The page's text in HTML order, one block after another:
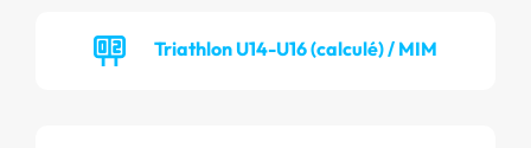
Triathlon U14-U16 (calculé) / MIM